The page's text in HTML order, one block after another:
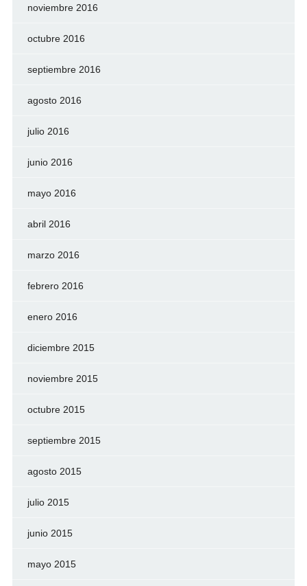
noviembre 2016
octubre 2016
septiembre 2016
agosto 2016
julio 2016
junio 2016
mayo 2016
abril 2016
marzo 2016
febrero 2016
enero 2016
diciembre 2015
noviembre 2015
octubre 2015
septiembre 2015
agosto 2015
julio 2015
junio 2015
mayo 2015